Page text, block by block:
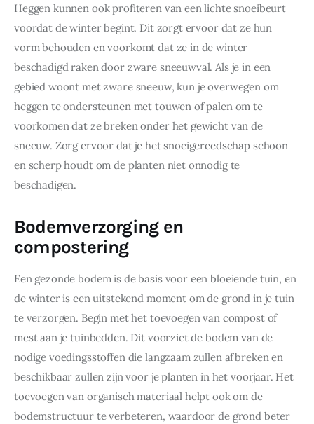
Heggen kunnen ook profiteren van een lichte snoeibeurt
voordat de winter begint. Dit zorgt ervoor dat ze hun
vorm behouden en voorkomt dat ze in de winter
beschadigd raken door zware sneeuwval. Als je in een
gebied woont met zware sneeuw, kun je overwegen om
heggen te ondersteunen met touwen of palen om te
voorkomen dat ze breken onder het gewicht van de
sneeuw. Zorg ervoor dat je het snoeigereedschap schoon
en scherp houdt om de planten niet onnodig te
beschadigen.
Bodemverzorging en
compostering
Een gezonde bodem is de basis voor een bloeiende tuin, en
de winter is een uitstekend moment om de grond in je tuin
te verzorgen. Begin met het toevoegen van compost of
mest aan je tuinbedden. Dit voorziet de bodem van de
nodige voedingsstoffen die langzaam zullen afbreken en
beschikbaar zullen zijn voor je planten in het voorjaar. Het
toevoegen van organisch materiaal helpt ook om de
bodemstructuur te verbeteren, waardoor de grond beter